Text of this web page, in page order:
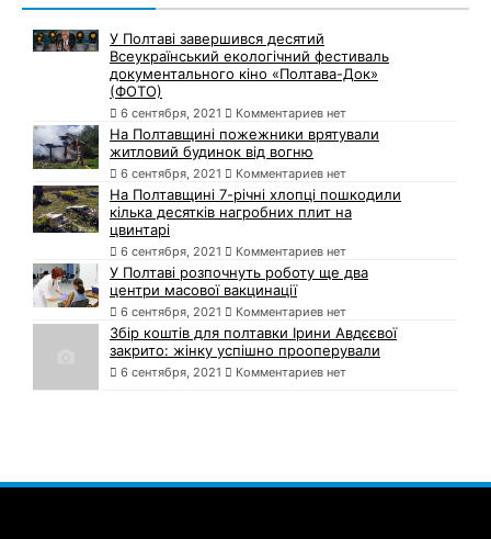
У Полтаві завершився десятий
Всеукраїнський екологічний фестиваль
документального кіно «Полтава-Док»
(ФОТО)
6 сентября, 2021 Комментариев нет
На Полтавщині пожежники врятували
житловий будинок від вогню
6 сентября, 2021 Комментариев нет
На Полтавщині 7-річні хлопці пошкодили
кілька десятків нагробних плит на
цвинтарі
6 сентября, 2021 Комментариев нет
У Полтаві розпочнуть роботу ще два
центри масової вакцинації
6 сентября, 2021 Комментариев нет
Збір коштів для полтавки Ірини Авдєєвої
закрито: жінку успішно прооперували
6 сентября, 2021 Комментариев нет